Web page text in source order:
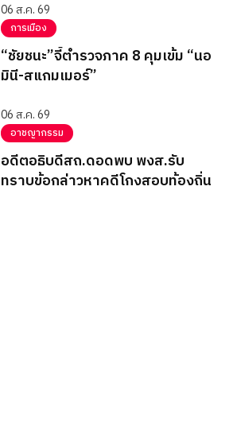
06 ส.ค. 69
การเมือง
“ชัยชนะ”จี้ตำรวจภาค 8 คุมเข้ม “นอ
มินี-สแกมเมอร์”
06 ส.ค. 69
อาชญากรรม
อดีตอธิบดีสถ.ดอดพบ พงส.รับ
ทราบข้อกล่าวหาคดีโกงสอบท้องถิ่น